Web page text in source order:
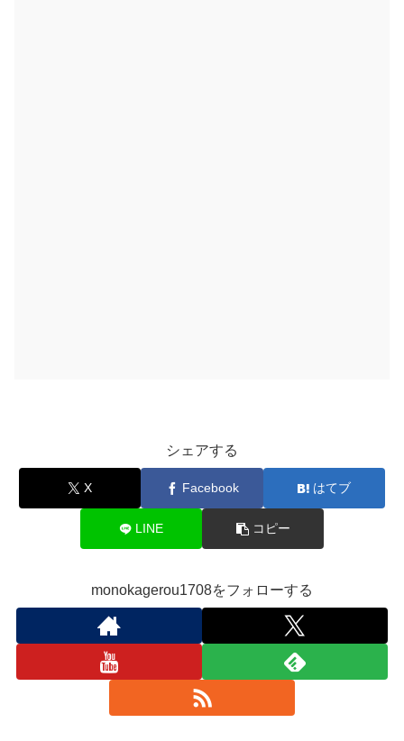
シェアする
X Facebook はてブ
LINE コピー
monokagerou1708をフォローする